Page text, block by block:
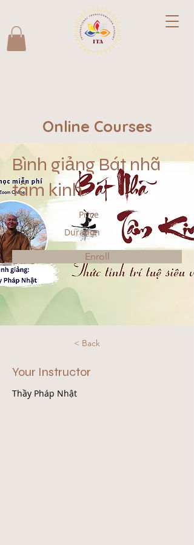
Online Courses
Bình giảng Bát nhã
tâm kinh
Price
Duration
Enroll
< Back
Your Instructor
Thầy Pháp Nhật